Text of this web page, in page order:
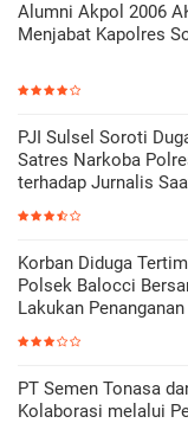
Alumni Akpol 2006
Menjabat Kapolres
PJI Sulsel Soroti
Satres Narkoba
terhadap Jurnalis
Korban Diduga
Polsek Balocci
Lakukan
PT Semen Tonasa
Kolaborasi melalui